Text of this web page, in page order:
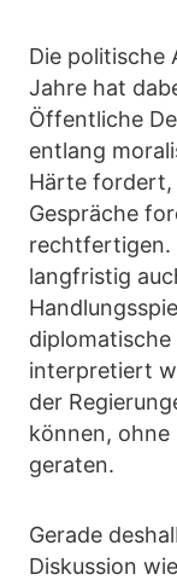
Die politische
Jahre hat
Öffentliche
entlang
Härte fordert,
Gespräche
rechtfertigen.
langfristig
interpretiert
der
können,
geraten.
Gerade
Diskussion